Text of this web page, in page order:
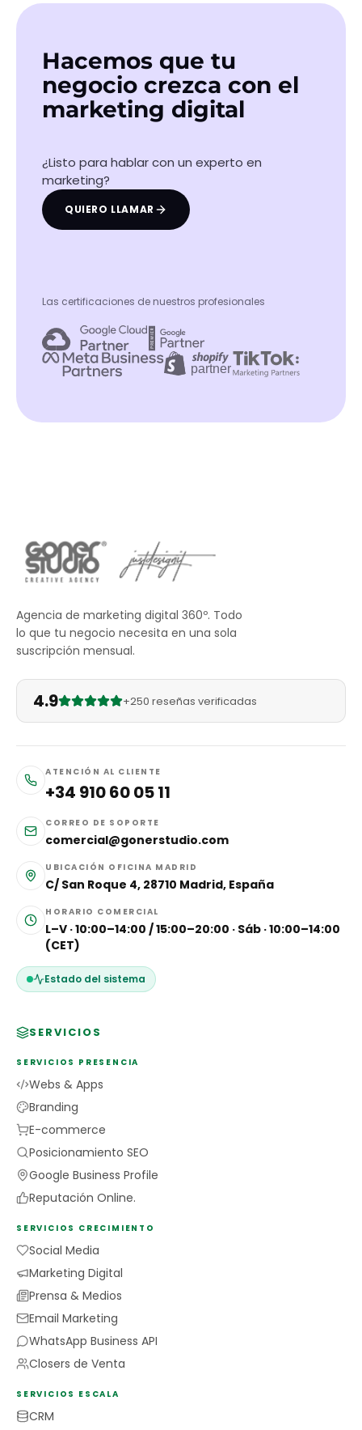
Hacemos que tu
negocio crezca con el
marketing digital
¿Listo para hablar con un experto en
marketing?
QUIERO LLAMAR
Las certificaciones de nuestros profesionales
Agencia de marketing digital 360º. Todo
lo que tu negocio necesita en una sola
suscripción mensual.
4.9 +250 reseñas verificadas
ATENCIÓN AL CLIENTE
+34 910 60 05 11
CORREO DE SOPORTE
comercial@gonerstudio.com
UBICACIÓN OFICINA MADRID
C/ San Roque 4, 28710 Madrid, España
HORARIO COMERCIAL
L–V · 10:00–14:00 / 15:00–20:00 · Sáb · 10:00–14:00
(CET)
Estado del sistema
SERVICIOS
SERVICIOS PRESENCIA
Webs & Apps
Branding
E-commerce
Posicionamiento SEO
Google Business Profile
Reputación Online.
SERVICIOS CRECIMIENTO
Social Media
Marketing Digital
Prensa & Medios
Email Marketing
WhatsApp Business API
Closers de Venta
SERVICIOS ESCALA
CRM